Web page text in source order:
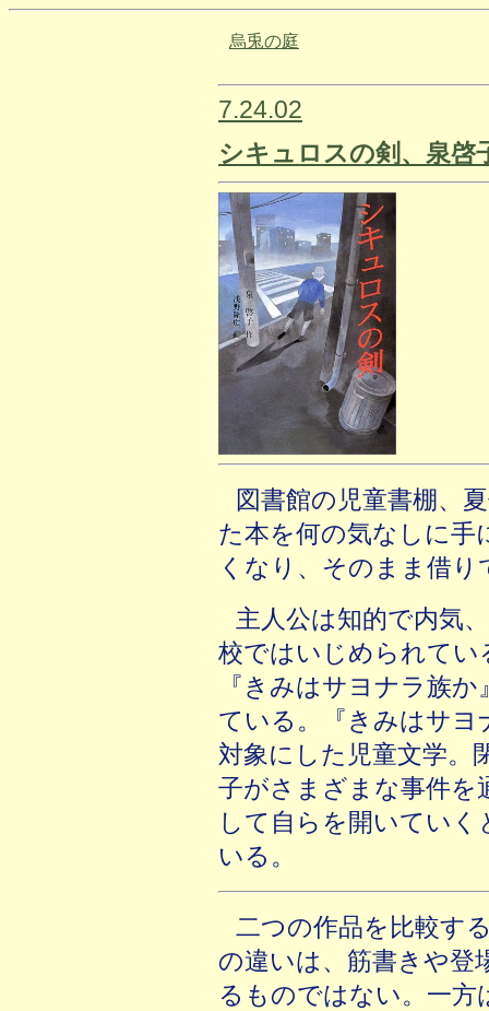
烏兎の庭
7.24.02
シキュロスの剣、泉啓
図書館の児童書棚、
た本を何の気なしに手
くなり、そのまま借り
主人公は知的で内気
校ではいじめられてい
『きみはサヨナラ族
ている。『きみはサヨ
対象にした児童文学。
子がさまざまな事件を
して自らを開いてい
いる。
二つの作品を比較す
の違いは、筋書きや登
るものではない。一方